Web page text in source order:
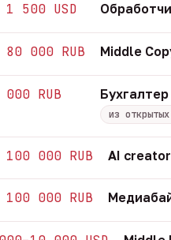
1 500 USD
80 000 RUB Middle
000 RUB
из
100 000 RUB AI
100 000 RUB